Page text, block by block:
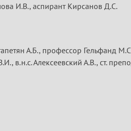
И.В., аспирант Кирсанов Д.С.
А.Б., профессор Гельфанд
в.н.с. Алексеевский А.В., ст.